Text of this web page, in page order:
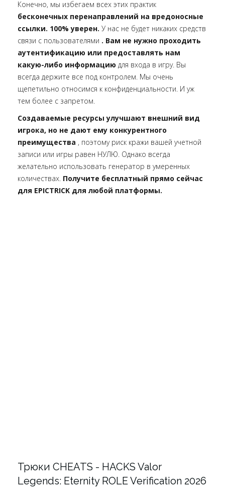
Конечно, мы избегаем всех этих практик
бесконечных перенаправлений на вредоносные
ссылки. 100% уверен. У нас не будет никаких средств
связи с пользователями . Вам не нужно проходить
аутентификацию или предоставлять нам
какую-либо информацию для входа в игру. Вы
всегда держите все под контролем. Мы очень
щепетильно относимся к конфиденциальности. И уж
тем более с запретом.
Создаваемые ресурсы улучшают внешний вид
игрока, но не дают ему конкурентного
преимущества , поэтому риск кражи вашей учетной
записи или игры равен НУЛЮ. Однако всегда
желательно использовать генератор в умеренных
количествах. Получите бесплатный прямо сейчас
для EPICTRICK для любой платформы.
Трюки CHEATS - HACKS Valor
Legends: Eternity ROLE Verification 2026